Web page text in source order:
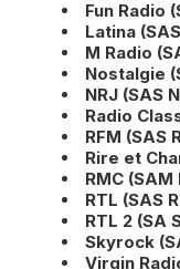
Fun Radio
Latina
M Radio
Nostalgie
NRJ (SAS
Radio
RFM (SAS
Rire et
RMC
RTL (SAS
RTL 2 (SA
Skyrock
Virgin